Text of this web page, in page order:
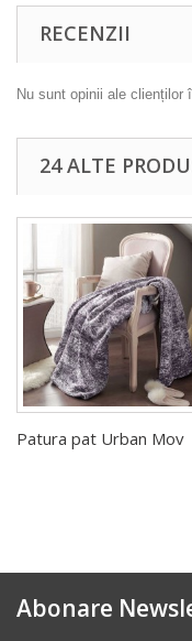
RECENZII
Nu sunt opinii ale clienților
24 ALTE
Patura pat Urban Mov
Abonare